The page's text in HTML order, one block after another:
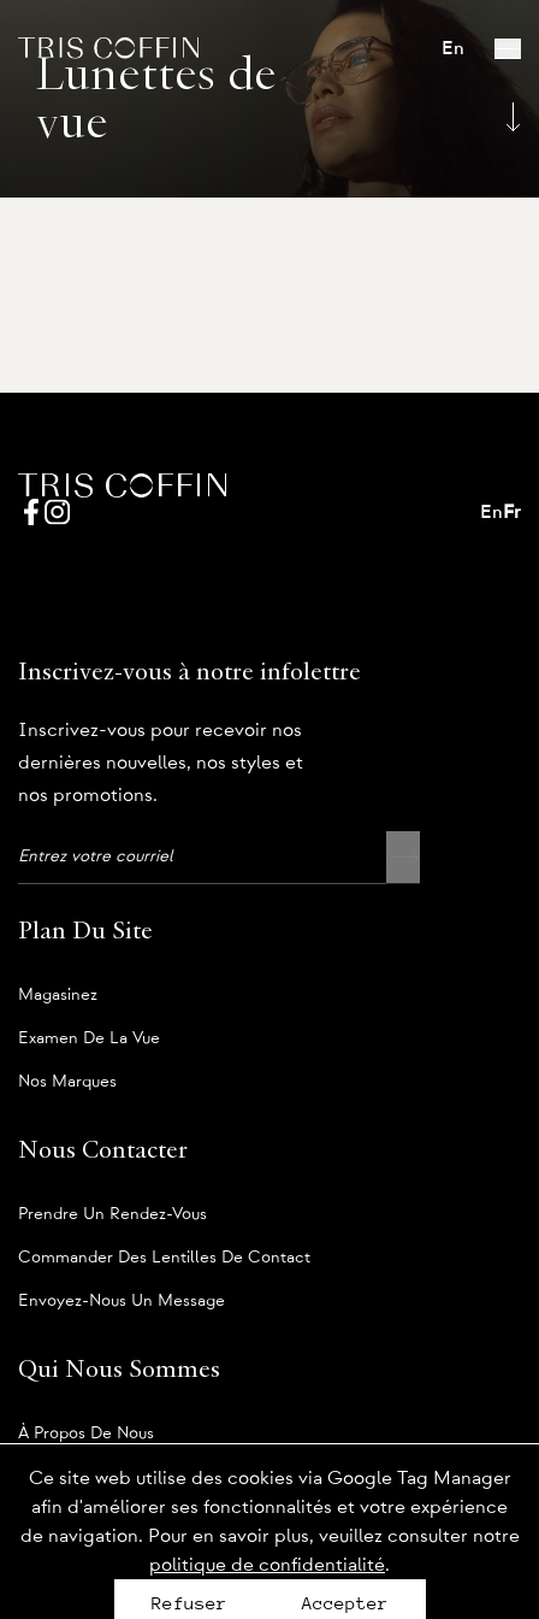
En
Lunettes de
vue
Ce site web utilise des cookies via Google Tag Manager
afin d'améliorer ses fonctionnalités et votre expérience
de navigation. Pour en savoir plus, veuillez consulter notre
politique de confidentialité.
Refuser
Accepter
En Fr
Inscrivez-vous à notre infolettre
Inscrivez-vous pour recevoir nos
dernières nouvelles, nos styles et
nos promotions.
Plan Du Site
Magasinez
Examen De La Vue
Nos Marques
Nous Contacter
Prendre Un Rendez-Vous
Commander Des Lentilles De Contact
Envoyez-Nous Un Message
Qui Nous Sommes
À Propos De Nous
Notre Blogue
Politique de confidentialité